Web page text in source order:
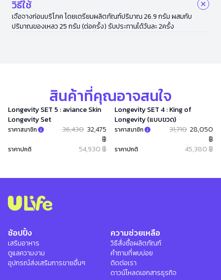
วิธีใช้
เจือจางก่อนบริโภค โดยเตรียมผลิตภัณฑ์ปริมาณ 26.9 กรัม ผสมกับ
ปริมาณของเหลว 25 กรัม (ต่อครั้ง) รับประทานได้วันละ 2ครั้ง
สินค้าที่คุณอาจสนใจ
Longevity SET 5 : aviance Skin
Longevity Set
ราคาสมาชิก 36,430 32,475
฿
ราคาปกติ 54,930 ฿
Longevity SET 4 : King of
Longevity (แบบขวด)
ราคาสมาชิก 31,710 28,050
฿
ราคาปกติ 45,380 ฿
ช้อปปิ้ง
เสริมอาหาร
ดูแลความงาม
อุปกรณ์ส่งเสริมการขายอื่นๆ
ความช่วยเหลือ
วิธีสั่งซื้อผลิตภัณฑ์
คำถามที่พบบ่อย
ติดต่อเรา
ดาวน์โหลดเอกสารธุรกิจ